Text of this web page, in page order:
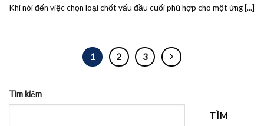
Khi nói đến việc chọn loại chốt vấu đầu cuối phù hợp cho một ứng [...]
1 2 3
Tìm kiếm
TÌM